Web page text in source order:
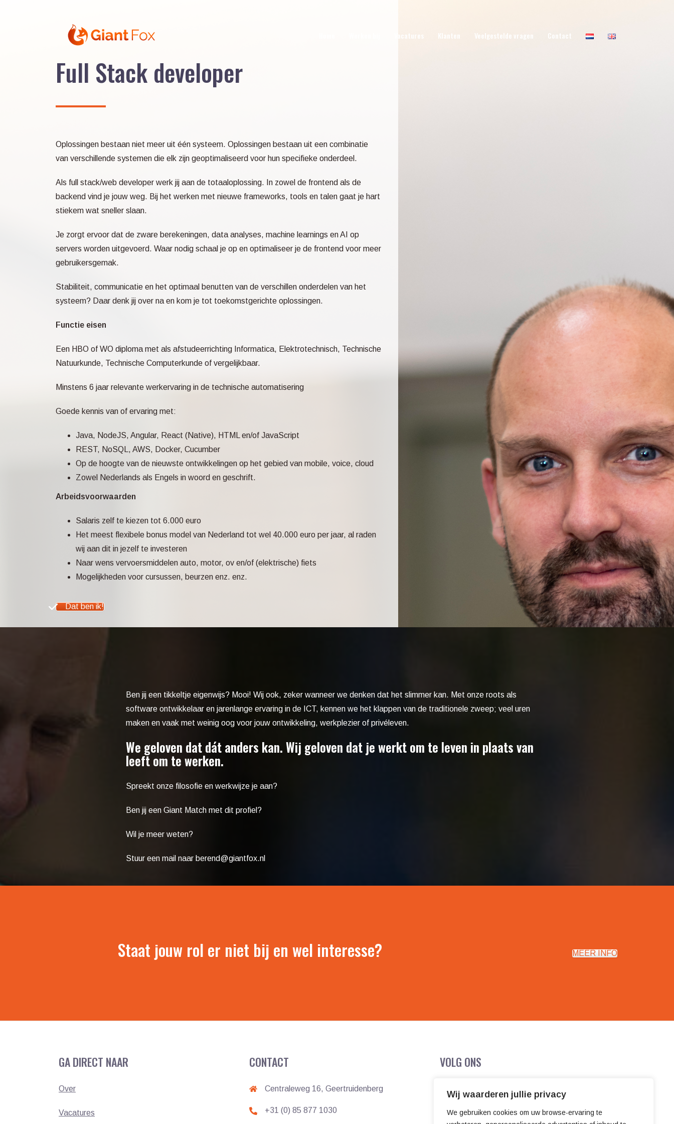
Wij waarderen jullie privacy
We gebruiken cookies om uw browse-ervaring te
Vacatures Klanten Veelgestelde vragen Contact
Full Stack developer
Oplossingen bestaan niet meer uit één systeem. Oplossingen bestaan uit een combinatie
van verschillende systemen die elk zijn geoptimaliseerd voor hun specifieke onderdeel.
Als full stack/web developer werk jij aan de totaaloplossing. In zowel de frontend als de
backend vind je jouw weg. Bij het werken met nieuwe frameworks, tools en talen gaat je hart
stiekem wat sneller slaan.
Je zorgt ervoor dat de zware berekeningen, data analyses, machine learnings en AI op
servers worden uitgevoerd. Waar nodig schaal je op en optimaliseer je de frontend voor meer
gebruikersgemak.
Stabiliteit, communicatie en het optimaal benutten van de verschillen onderdelen van het
systeem? Daar denk jij over na en kom je tot toekomstgerichte oplossingen.
Functie eisen
Een HBO of WO diploma met als afstudeerrichting Informatica, Elektrotechnisch, Technische
Natuurkunde, Technische Computerkunde of vergelijkbaar.
Minstens 6 jaar relevante werkervaring in de technische automatisering
Goede kennis van of ervaring met:
Java, NodeJS, Angular, React (Native), HTML en/of JavaScript
REST, NoSQL, AWS, Docker, Cucumber
Op de hoogte van de nieuwste ontwikkelingen op het gebied van mobile, voice, cloud
Zowel Nederlands als Engels in woord en geschrift.
Arbeidsvoorwaarden
Salaris zelf te kiezen tot 6.000 euro
Het meest flexibele bonus model van Nederland tot wel 40.000 euro per jaar, al raden
wij aan dit in jezelf te investeren
Naar wens vervoersmiddelen auto, motor, ov en/of (elektrische) fiets
Mogelijkheden voor cursussen, beurzen enz. enz.
Dat ben ik!
Ben jij een tikkeltje eigenwijs? Mooi! Wij ook, zeker wanneer we denken dat het slimmer kan. Met onze roots als
software ontwikkelaar en jarenlange ervaring in de ICT, kennen we het klappen van de traditionele zweep; veel uren
maken en vaak met weinig oog voor jouw ontwikkeling, werkplezier of privéleven.
We geloven dat dát anders kan. Wij geloven dat je werkt om te leven in plaats van
leeft om te werken.
Spreekt onze filosofie en werkwijzeje aan?
Ben jij een Giant Match met dit profiel?
Wil je meer weten?
Stuur een mail naar berend@giantfox.nl
Staat jouw rol er niet bij en wel interesse? MEER INFO
GA DIRECT NAAR
Over
Vacatures
CONTACT
Centraleweg 16, Geertruidenberg
+31 (0) 85 877 1030
VOLG ONS